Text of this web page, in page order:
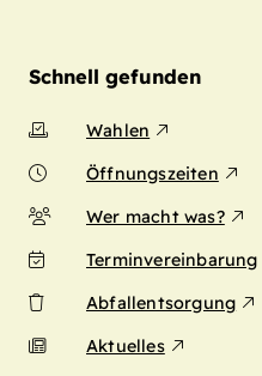
Schnell gefunden
Wahlen
Öffnungszeiten
Wer macht was?
Terminvereinbarung
Abfallentsorgung
Aktuelles